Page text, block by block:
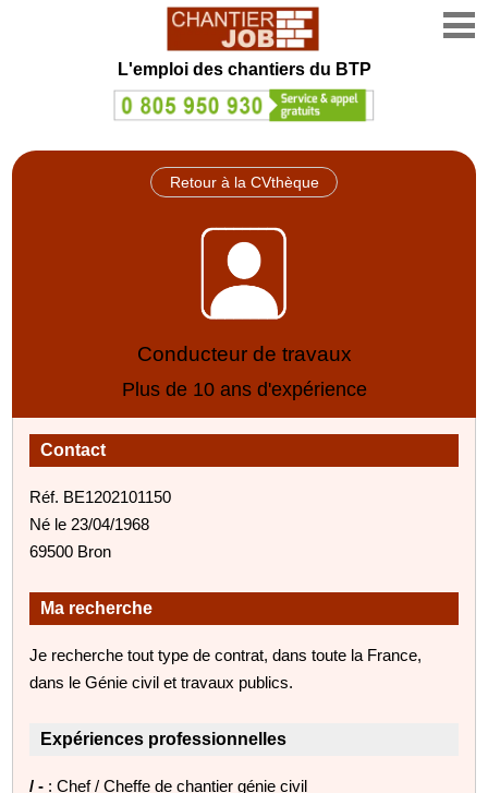
L'emploi des chantiers du BTP
Retour à la CVthèque
Conducteur de travaux
Plus de 10 ans d'expérience
Contact
Réf. BE1202101150
Né le 23/04/1968
69500 Bron
Ma recherche
Je recherche tout type de contrat, dans toute la France,
dans le Génie civil et travaux publics.
Expériences professionnelles
/ - : Chef / Cheffe de chantier génie civil